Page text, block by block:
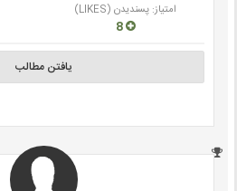
امتیاز: پسندیدن (LIKES)
8
یافتن مطالب